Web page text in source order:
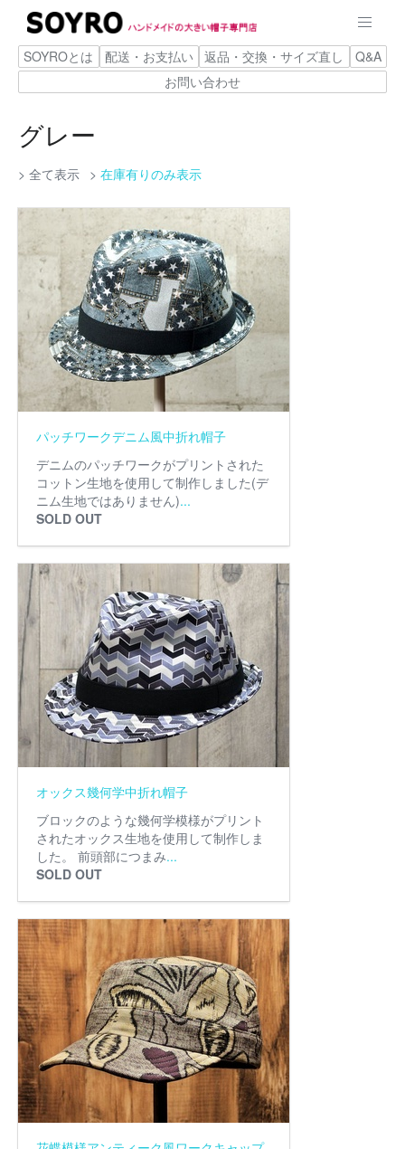
SOYROとは 配送・お支払い 返品・交換・サイズ直し
Q&A
お問い合わせ
グレー
全て表示 在庫有りのみ表示
パッチワークデニム風中折れ帽子
デニムのパッチワークがプリントされた
コットン生地を使用して制作しました(デ
ニム生地ではありません)...
SOLD OUT
オックス幾何学中折れ帽子
ブロックのような幾何学模様がプリント
されたオックス生地を使用して制作しま
した。 前頭部につまみ...
SOLD OUT